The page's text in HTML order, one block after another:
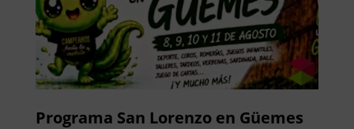
Programa San Lorenzo en Güemes